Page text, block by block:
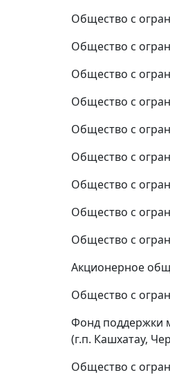
Общество с
Общество с
Общество с
Общество с
Общество с
Общество с
Общество с
Общество с
Общество с
Акционерное
Общество с
Фонд поддержки
(г.п. Кашхатау,
Общество с